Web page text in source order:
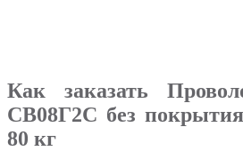
Как заказать
СВ08Г2C без
80 кг